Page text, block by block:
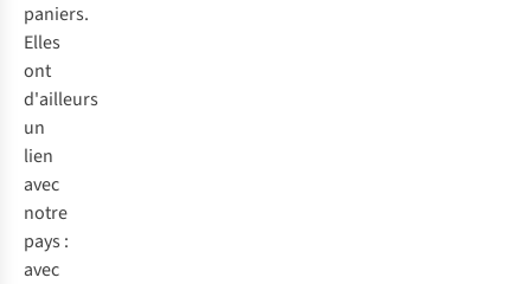
paniers.
Elles
ont
d'ailleurs
un
lien
avec
notre
pays :
avec